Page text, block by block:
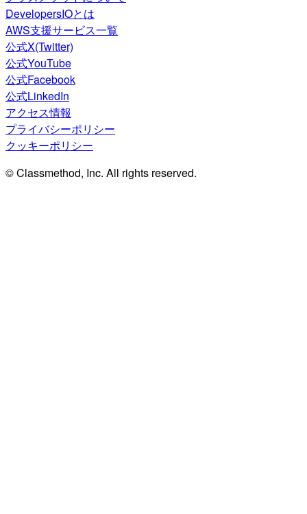
DevelopersIOとは
AWS支援サービス一覧
公式X(Twitter)
公式YouTube
公式Facebook
公式LinkedIn
アクセス情報
プライバシーポリシー
クッキーポリシー
© Classmethod, Inc. All rights reserved.